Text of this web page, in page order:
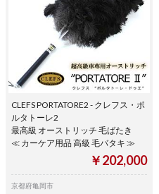
CLEFS PORTATORE2 - クレフス・ポ
ルタトーレ2
最高級 オーストリッチ 毛ばたき
≪ カーケア用品 高級 毛バタキ ≫
￥202,000
京都府亀岡市